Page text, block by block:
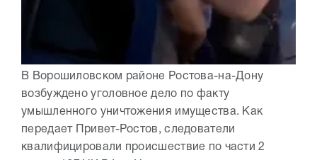
В Ворошиловском районе Ростова-на-Дону
возбуждено уголовное дело по факту
умышленного уничтожения имущества. Как
передает Привет-Ростов, следователи
квалифицировали происшествие по части 2